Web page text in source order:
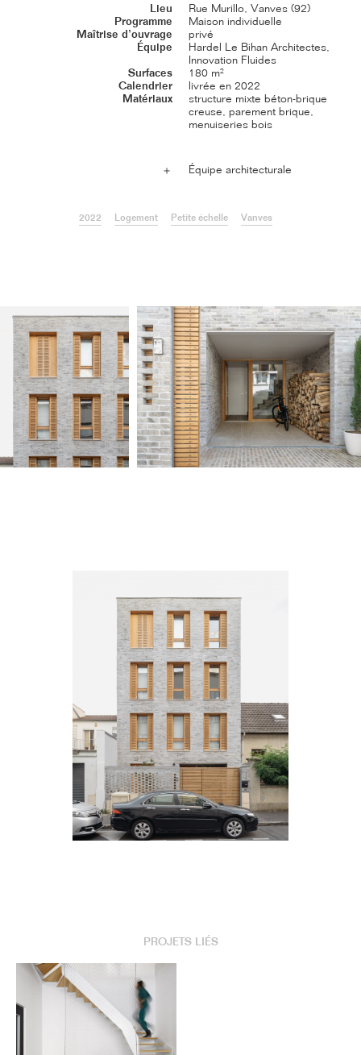
Lieu
Rue Murillo, Vanves (92)
Programme
Maison individuelle
Maîtrise d’ouvrage
privé
Équipe
Hardel Le Bihan Architectes,
Innovation Fluides
Surfaces
180 m²
Calendrier
livrée en 2022
Matériaux
structure mixte béton-brique
creuse, parement brique,
menuiseries bois
＋ Équipe architecturale
2022 Logement Petite échelle Vanves
PROJETS LIÉS